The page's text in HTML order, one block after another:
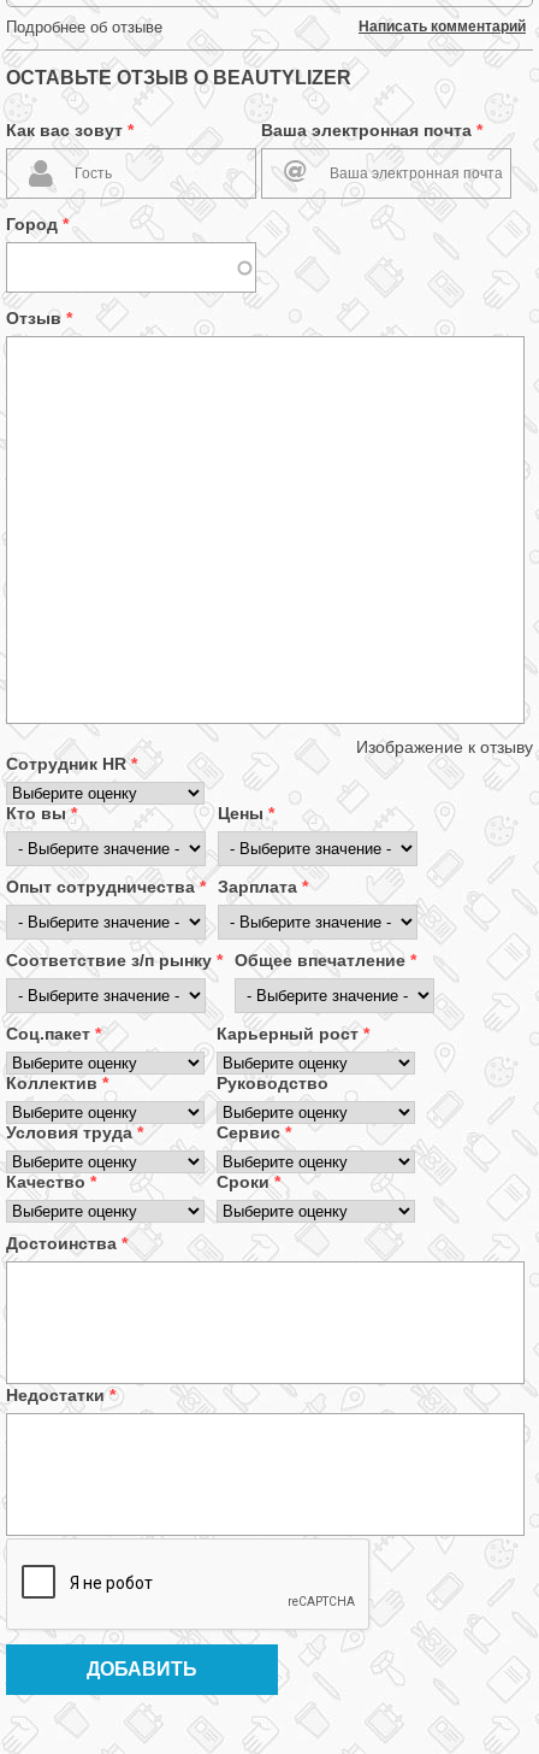
Подробнее об отзыве Написать комментарий
ОСТАВЬТЕ ОТЗЫВ О BEAUTYLIZER
Как вас зовут * Ваша электронная почта *
Город *
Отзыв *
Изображение к отзыву
Сотрудник HR*
Кто вы* Цены *
Опыт сотрудничества* Зарплата *
Соответствие з/п рынку * Общее впечатление *
Соц.пакет * Карьерный рост*
Коллектив * Руководство
Условия труда * Сервис*
Качество * Сроки*
Достоинства *
Недостатки*